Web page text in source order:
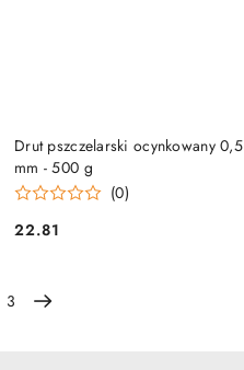
Drut pszczelarski ocynkowany 0,5
mm - 500 g
(0)
Cena:
22.81
DO KOSZYKA
3